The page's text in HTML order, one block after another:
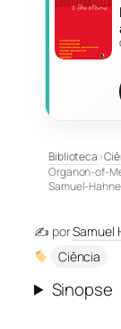
Biblioteca›
Organon-of-
Samuel-
✍️ porSamuel
Ciência
Sinopse